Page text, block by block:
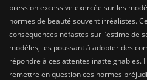
pression excessive exercée sur les
normes de beauté souvent irréalistes.
conséquences néfastes sur l’estime de
modèles, les poussant à adopter des
répondre à ces attentes inatteignables.
remettre en question ces normes